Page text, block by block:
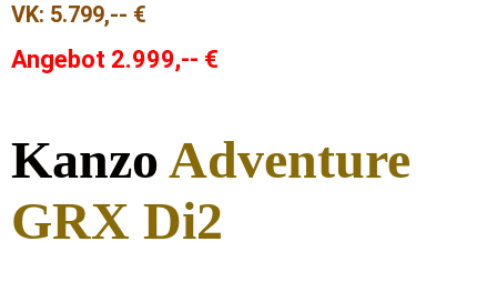
VK: 5.799,-- €
Angebot 2.999,-- €
KanzoAdventure
GRX Di2